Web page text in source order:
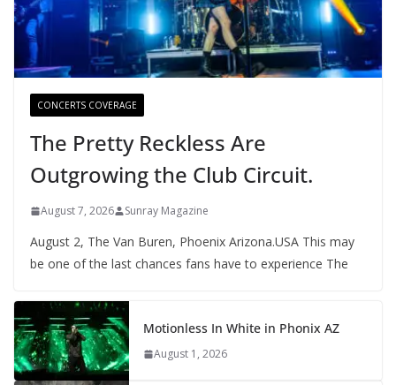
CONCERTS COVERAGE
The Pretty Reckless Are
Outgrowing the Club Circuit.
August 7, 2026 Sunray Magazine
August 2, The Van Buren, Phoenix Arizona.USA This may
be one of the last chances fans have to experience The
Motionless In White in Phonix AZ
August 1, 2026